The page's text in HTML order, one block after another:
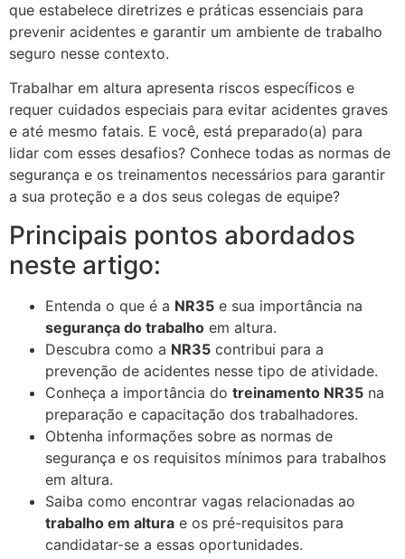
que estabelece diretrizes e práticas essenciais para
prevenir acidentes e garantir um ambiente de trabalho
seguro nesse contexto.
Trabalhar em altura apresenta riscos específicos e
requer cuidados especiais para evitar acidentes graves
e até mesmo fatais. E você, está preparado(a) para
lidar com esses desafios? Conhece todas as normas de
segurança e os treinamentos necessários para garantir
a sua proteção e a dos seus colegas de equipe?
Principais pontos abordados
neste artigo:
Entenda o que é a NR35 e sua importância na
segurança do trabalho em altura.
Descubra como a NR35 contribui para a
prevenção de acidentes nesse tipo de atividade.
Conheça a importância do treinamento NR35 na
preparação e capacitação dos trabalhadores.
Obtenha informações sobre as normas de
segurança e os requisitos mínimos para trabalhos
em altura.
Saiba como encontrar vagas relacionadas ao
trabalho em altura e os pré-requisitos para
candidatar-se a essas oportunidades.